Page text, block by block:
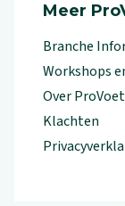
Meer
Branche
Workshops
Over ProVoet
Klachten